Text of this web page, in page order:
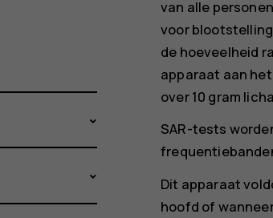
van alle
voor
de hoeveelheid
apparaat aan het
over 10 gram
SAR-tests
Dit apparaat
hoofd of